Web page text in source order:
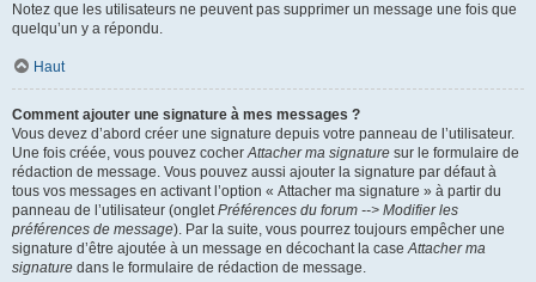
Notez que les utilisateurs ne peuvent pas supprimer un message une fois que
quelqu’un y a répondu.
Haut
Comment ajouter une signature à mes messages ?
Vous devez d’abord créer une signature depuis votre panneau de l’utilisateur.
Une fois créée, vous pouvez cocherAttacher ma signature sur le formulaire de
rédaction de message. Vous pouvez aussi ajouter la signature par défaut à
tous vos messages en activant l’option « Attacher ma signature » à partir du
panneau de l’utilisateur (ongletPréférences du forum --> Modifier les
préférences de message). Par la suite, vous pourrez toujours empêcher une
signature d’être ajoutée à un message en décochant la caseAttacher ma
signature dans le formulaire de rédaction de message.